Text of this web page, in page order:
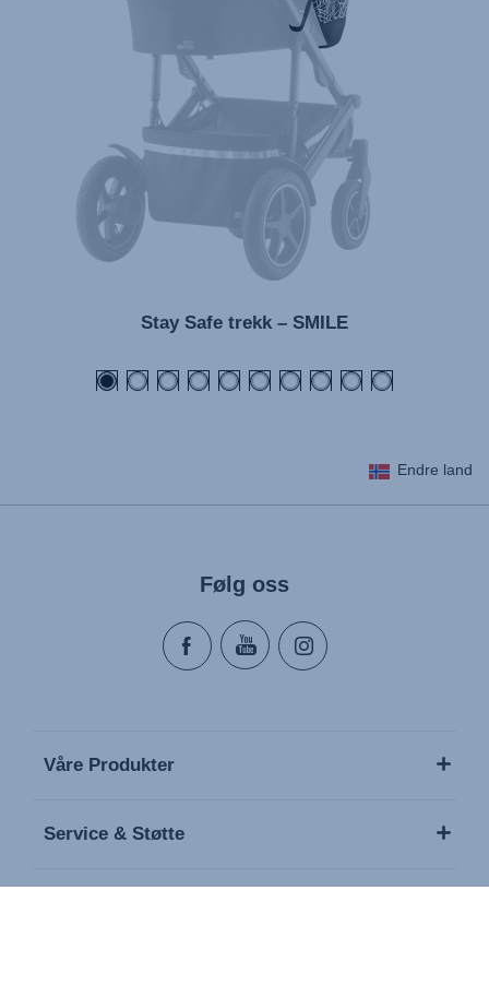
Kullanım talimatı (Türkçe)
Stay Safe trekk – SMILE
Endre land
Følg oss
Våre Produkter
Service & Støtte